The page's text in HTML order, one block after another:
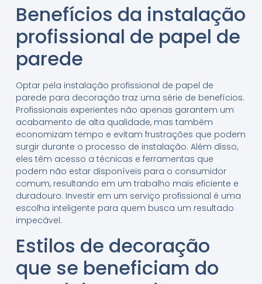
Benefícios da instalação
profissional de papel de
parede
Optar pela instalação profissional de papel de
parede para decoração traz uma série de benefícios.
Profissionais experientes não apenas garantem um
acabamento de alta qualidade, mas também
economizam tempo e evitam frustrações que podem
surgir durante o processo de instalação. Além disso,
eles têm acesso a técnicas e ferramentas que
podem não estar disponíveis para o consumidor
comum, resultando em um trabalho mais eficiente e
duradouro. Investir em um serviço profissional é uma
escolha inteligente para quem busca um resultado
impecável.
Estilos de decoração
que se beneficiam do